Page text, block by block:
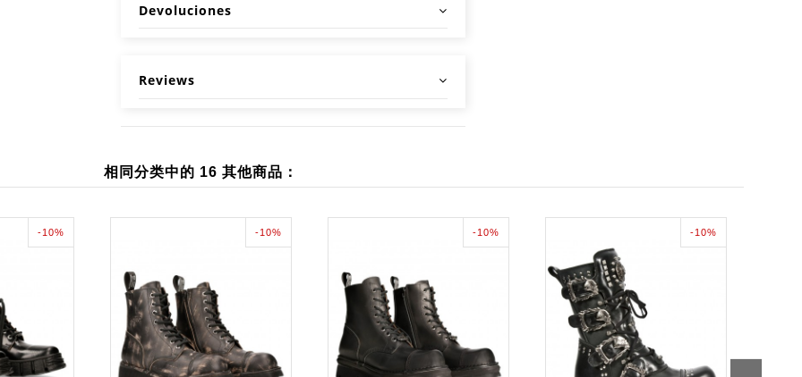
Devoluciones
Reviews
相同分类中的 16 其他商品：
-10% -10% -10% -10%